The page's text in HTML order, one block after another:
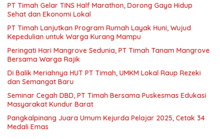
PT Timah Gelar TINS Half Marathon, Dorong Gaya Hidup
Sehat dan Ekonomi Lokal
PT Timah Lanjutkan Program Rumah Layak Huni, Wujud
Kepedulian untuk Warga Kurang Mampu
Peringati Hari Mangrove Sedunia, PT Timah Tanam Mangrove
Bersama Warga Rajik
Di Balik Meriahnya HUT PT Timah, UMKM Lokal Raup Rezeki
dan Semangat Baru
Seminar Cegah DBD, PT Timah Bersama Puskesmas Edukasi
Masyarakat Kundur Barat
Pangkalpinang Juara Umum Kejurda Pelajar 2025, Cetak 34
Medali Emas